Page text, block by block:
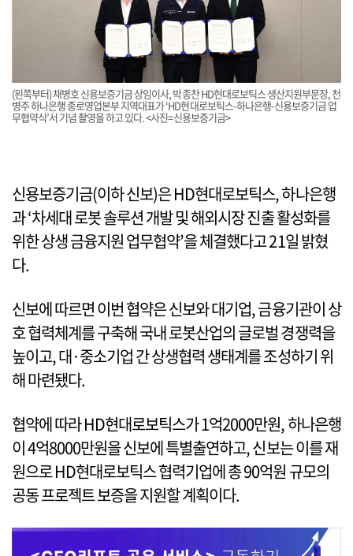
(왼쪽부터) 채병호 신용보증기금 상임이사, 박종찬 HD현대로보틱스 생산지원부문장, 천
병주 하나은행 종로영업본부 지역대표가 ‘HD현대로보틱스-하나은행-신용보증기금 업
무협약식’서 기념 촬영을 하고 있다. <사진=신용보증기금>
신용보증기금(이하 신보)은 HD현대로보틱스, 하나은행
과 ‘차세대 로봇 솔루션 개발 및 해외시장 진출 활성화를
위한 상생 금융지원 업무협약’을 체결했다고 21일 밝혔
다.
신보에 따르면 이번 협약은 신보와 대기업, 금융기관이 상
호 협력체계를 구축해 국내 로봇산업의 글로벌 경쟁력을
높이고, 대·중소기업 간 상생협력 생태계를 조성하기 위
해 마련됐다.
협약에 따라 HD현대로보틱스가 1억2000만원, 하나은행
이 4억8000만원을 신보에 특별출연하고, 신보는 이를 재
원으로 HD현대로보틱스 협력기업에 총 90억원 규모의
공동 프로젝트 보증을 지원할 계획이다.